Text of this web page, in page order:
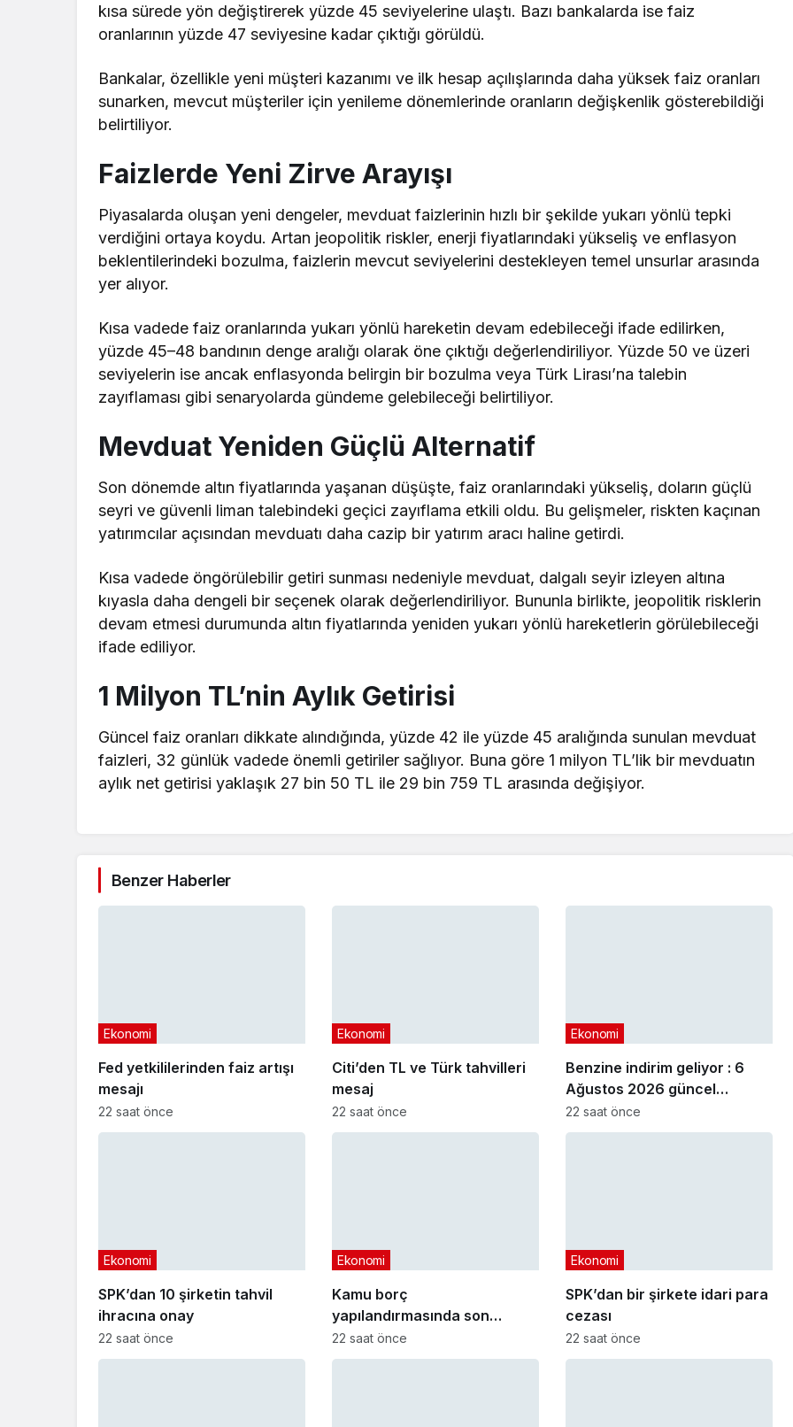
kısa sürede yön değiştirerek yüzde 45 seviyelerine ulaştı. Bazı bankalarda ise faiz
oranlarının yüzde 47 seviyesine kadar çıktığı görüldü.
Bankalar, özellikle yeni müşteri kazanımı ve ilk hesap açılışlarında daha yüksek faiz oranları
sunarken, mevcut müşteriler için yenileme dönemlerinde oranların değişkenlik gösterebildiği
belirtiliyor.
Faizlerde Yeni Zirve Arayışı
Piyasalarda oluşan yeni dengeler, mevduat faizlerinin hızlı bir şekilde yukarı yönlü tepki
verdiğini ortaya koydu. Artan jeopolitik riskler, enerji fiyatlarındaki yükseliş ve enflasyon
beklentilerindeki bozulma, faizlerin mevcut seviyelerini destekleyen temel unsurlar arasında
yer alıyor.
Kısa vadede faiz oranlarında yukarı yönlü hareketin devam edebileceği ifade edilirken,
yüzde 45–48 bandının denge aralığı olarak öne çıktığı değerlendiriliyor. Yüzde 50 ve üzeri
seviyelerin ise ancak enflasyonda belirgin bir bozulma veya Türk Lirası’na talebin
zayıflaması gibi senaryolarda gündeme gelebileceği belirtiliyor.
Mevduat Yeniden Güçlü Alternatif
Son dönemde altın fiyatlarında yaşanan düşüşte, faiz oranlarındaki yükseliş, doların güçlü
seyri ve güvenli liman talebindeki geçici zayıflama etkili oldu. Bu gelişmeler, riskten kaçınan
yatırımcılar açısından mevduatı daha cazip bir yatırım aracı haline getirdi.
Kısa vadede öngörülebilir getiri sunması nedeniyle mevduat, dalgalı seyir izleyen altına
kıyasla daha dengeli bir seçenek olarak değerlendiriliyor. Bununla birlikte, jeopolitik risklerin
devam etmesi durumunda altın fiyatlarında yeniden yukarı yönlü hareketlerin görülebileceği
ifade ediliyor.
1 Milyon TL’nin Aylık Getirisi
Güncel faiz oranları dikkate alındığında, yüzde 42 ile yüzde 45 aralığında sunulan mevduat
faizleri, 32 günlük vadede önemli getiriler sağlıyor. Buna göre 1 milyon TL’lik bir mevduatın
aylık net getirisi yaklaşık 27 bin 50 TL ile 29 bin 759 TL arasında değişiyor.
Benzer Haberler
Fed yetkililerinden faiz artışı
mesajı
Ekonomi
22 saat önce
Citi’den TL ve Türk tahvilleri
mesaj
Ekonomi
22 saat önce
Benzine indirim geliyor : 6
Ağustos 2026 güncel
akaryakıt fiyatları
Ekonomi
22 saat önce
SPK’dan 10 şirketin tahvil
ihracına onay
Ekonomi
22 saat önce
Kamu borç
yapılandırmasında son
başvuru tarihi yaklaşıyor
Ekonomi
22 saat önce
SPK’dan bir şirkete idari para
cezası
Ekonomi
22 saat önce